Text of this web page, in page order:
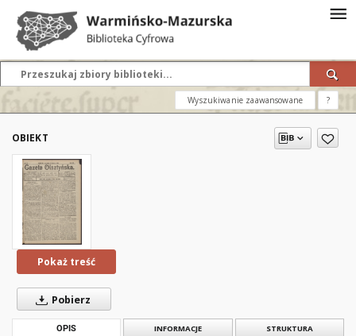
Wyszukiwanie zaawansowane ?
OBIEKT
Pokaż treść
Pobierz
OPIS INFORMACJE STRUKTURA